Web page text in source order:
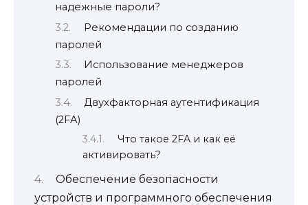
надежные пароли?
Рекомендации по созданию
паролей
Использование менеджеров
паролей
Двухфакторная аутентификация
(2FA)
Что такое 2FA и как её
активировать?
Обеспечение безопасности
устройств и программного обеспечения